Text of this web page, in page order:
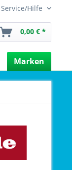
Service/Hilfe
0,00 € *
Marken